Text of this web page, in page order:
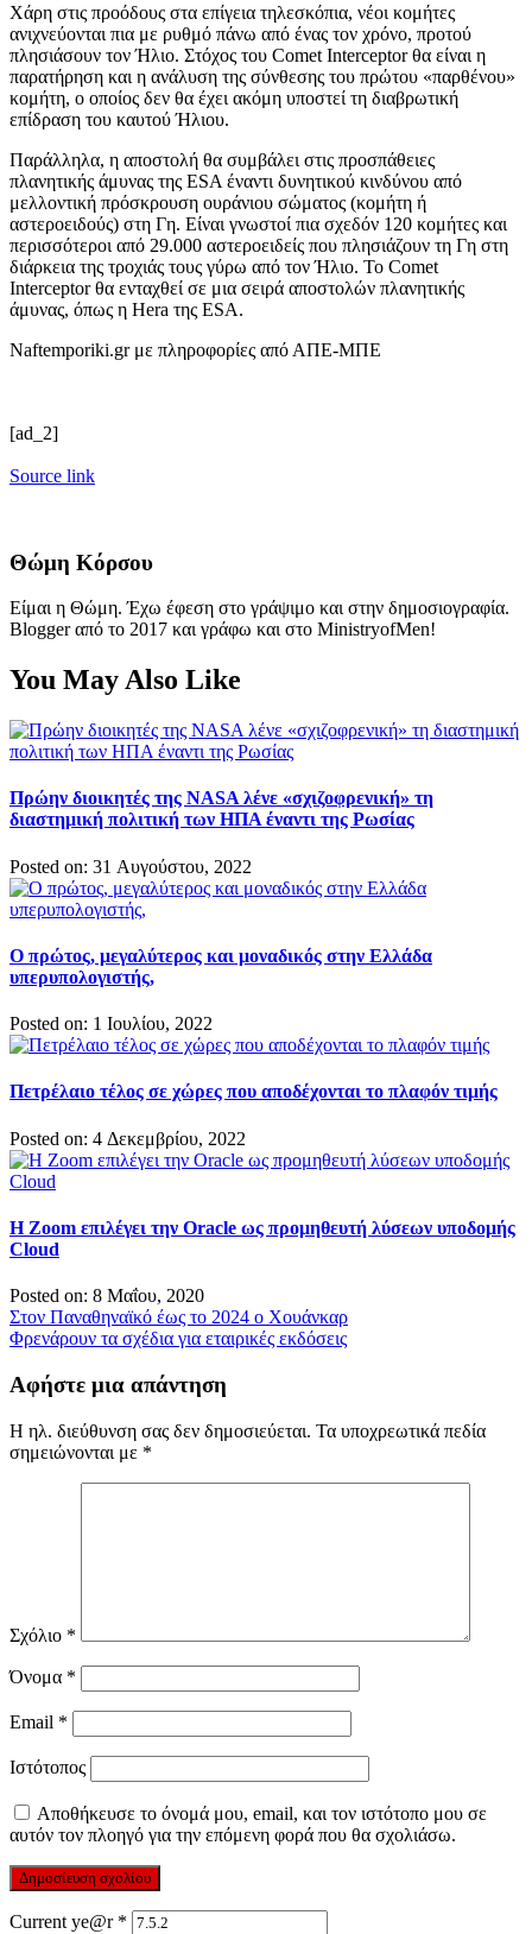
Χάρη στις προόδους στα επίγεια τηλεσκόπια, νέοι κομήτες
ανιχνεύονται πια με ρυθμό πάνω από ένας τον χρόνο, προτού
πλησιάσουν τον Ήλιο. Στόχος του Comet Interceptor θα είναι η
παρατήρηση και η ανάλυση της σύνθεσης του πρώτου «παρθένου»
κομήτη, ο οποίος δεν θα έχει ακόμη υποστεί τη διαβρωτική
επίδραση του καυτού Ήλιου.
Παράλληλα, η αποστολή θα συμβάλει στις προσπάθειες
πλανητικής άμυνας της ESA έναντι δυνητικού κινδύνου από
μελλοντική πρόσκρουση ουράνιου σώματος (κομήτη ή
αστεροειδούς) στη Γη. Είναι γνωστοί πια σχεδόν 120 κομήτες και
περισσότεροι από 29.000 αστεροειδείς που πλησιάζουν τη Γη στη
διάρκεια της τροχιάς τους γύρω από τον Ήλιο. Το Comet
Interceptor θα ενταχθεί σε μια σειρά αποστολών πλανητικής
άμυνας, όπως η Hera της ESA.
Naftemporiki.gr με πληροφορίες από ΑΠΕ-ΜΠΕ
[ad_2]
Source link
Θώμη Κόρσου
Είμαι η Θώμη. Έχω έφεση στο γράψιμο και στην δημοσιογραφία.
Blogger από το 2017 και γράφω και στο MinistryofMen!
You May Also Like
Πρώην διοικητές της NASA λένε «σχιζοφρενική» τη
διαστημική πολιτική των ΗΠΑ έναντι της Ρωσίας
Posted on: 31 Αυγούστου, 2022
Ο πρώτος, μεγαλύτερος και μοναδικός στην Ελλάδα
υπερυπολογιστής,
Posted on: 1 Ιουλίου, 2022
Πετρέλαιο τέλος σε χώρες που αποδέχονται το πλαφόν τιμής
Posted on: 4 Δεκεμβρίου, 2022
Η Zoom επιλέγει την Oracle ως προμηθευτή λύσεων υποδομής
Cloud
Posted on: 8 Μαΐου, 2020
Πλοήγηση
άρθρων
Στον Παναθηναϊκό έως το 2024 ο Χουάνκαρ
Φρενάρουν τα σχέδια για εταιρικές εκδόσεις
Αφήστε μια απάντηση
Η ηλ. διεύθυνση σας δεν δημοσιεύεται. Τα υποχρεωτικά πεδία
σημειώνονται με *
Σχόλιο *
Όνομα *
Email *
Ιστότοπος
Αποθήκευσε το όνομά μου, email, και τον ιστότοπο μου σε
αυτόν τον πλοηγό για την επόμενη φορά που θα σχολιάσω.
Current ye@r *